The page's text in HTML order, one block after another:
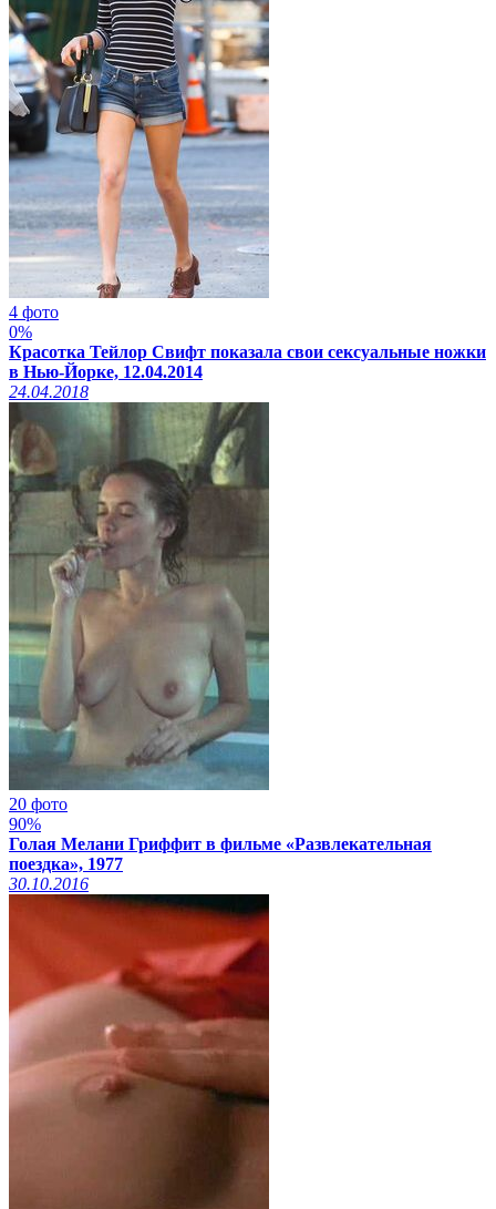
4 фото
0%
Красотка Тейлор Свифт показала свои сексуальные ножки
в Нью-Йорке, 12.04.2014
24.04.2018
20 фото
90%
Голая Мелани Гриффит в фильме «Развлекательная
поездка», 1977
30.10.2016